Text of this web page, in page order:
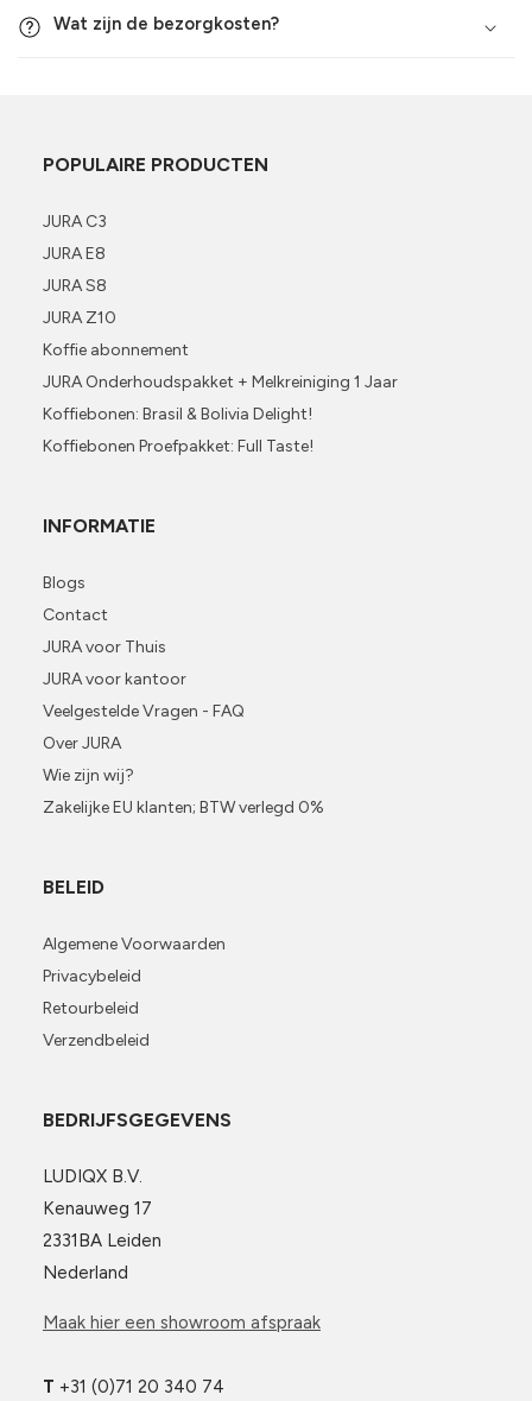
Wat zijn de bezorgkosten?
POPULAIRE PRODUCTEN
JURA C3
JURA E8
JURA S8
JURA Z10
Koffie abonnement
JURA Onderhoudspakket + Melkreiniging 1 Jaar
Koffiebonen: Brasil & Bolivia Delight!
Koffiebonen Proefpakket: Full Taste!
INFORMATIE
Blogs
Contact
JURA voor Thuis
JURA voor kantoor
Veelgestelde Vragen - FAQ
Over JURA
Wie zijn wij?
Zakelijke EU klanten; BTW verlegd 0%
BELEID
Algemene Voorwaarden
Privacybeleid
Retourbeleid
Verzendbeleid
BEDRIJFSGEGEVENS
LUDIQX B.V.
Kenauweg 17
2331BA Leiden
Nederland
Maak hier een showroom afspraak
T +31 (0)71 20 340 74